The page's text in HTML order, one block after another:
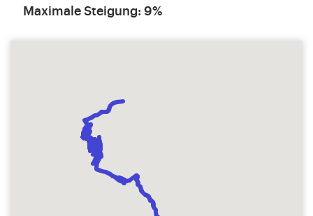
Maximale Steigung: 9%